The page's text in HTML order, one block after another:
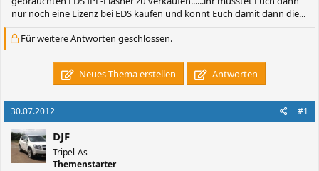
nur noch eine Lizenz bei EDS kaufen und könnt Euch damit dann die...
Für weitere Antworten geschlossen.
Neues Thema erstellen Antworten
30.07.2012 #1
DJF
Tripel-As
Themenstarter